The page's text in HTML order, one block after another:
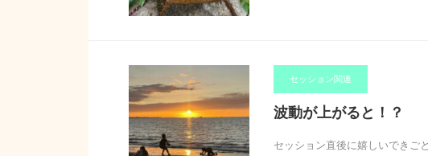
セッション関連
波動が上がると！？
セッション直後に嬉しいできご